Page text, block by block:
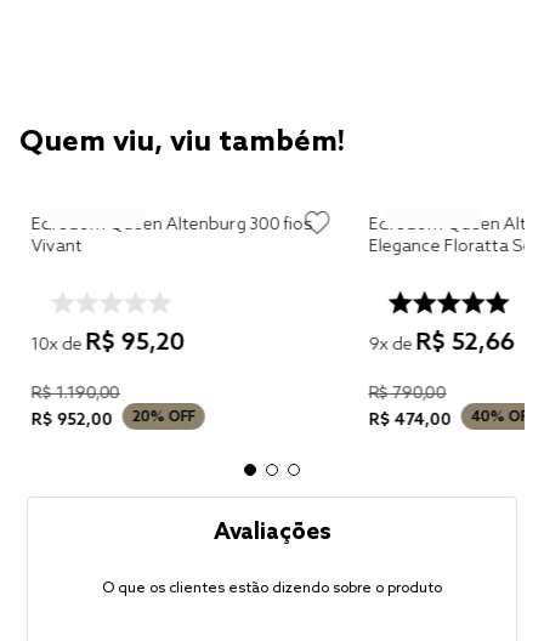
Quem viu, viu também!
Edredom Queen Altenburg 300 fios
Vivant
10x de R$ 95,20
R$1.190,00
R$ 952,00 20% OFF
Edredom Queen
Elegance Floratta
9x de R$ 52,66
R$790,00
R$474,00 40% OFF
Avaliações
O que os clientes estão dizendo sobre o produto